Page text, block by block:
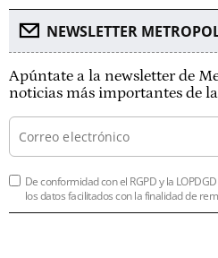
NEWSLETTER
Apúntate a la newsletter de
noticias más importantes de
De conformidad con el RGPD y la
los datos facilitados con la finalidad de